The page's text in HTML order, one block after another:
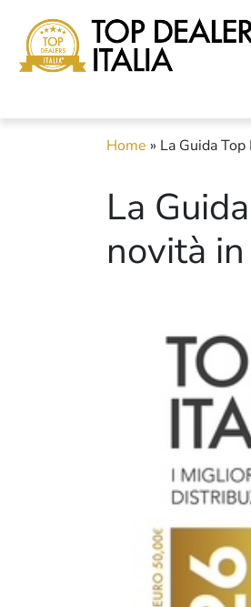
Home » La Guida
La
novità